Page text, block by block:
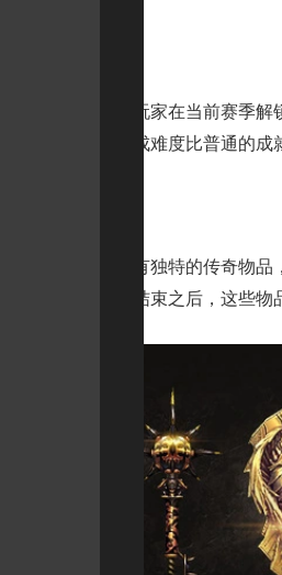
战勋页面追踪玩家在当前赛季解锁
的玩家。战勋的完成难度比普通的
每个赛季都会有独特的传奇物品
参加赛季，在赛季结束之后，这些